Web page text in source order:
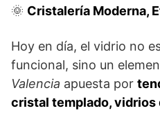
🌞 Cristalería Moderna,
Hoy en día, el vidrio no
funcional, sino un
Valencia apuesta por
cristal templado, vidrios